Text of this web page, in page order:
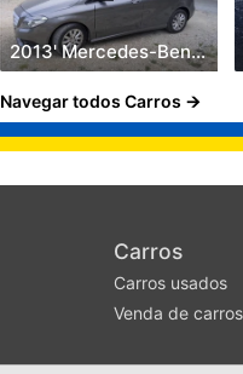
2013' Mercedes-Benz Classe B Cdi Style Aut.
Navegar todos Carros
Carros
Carros usados
Venda de carros